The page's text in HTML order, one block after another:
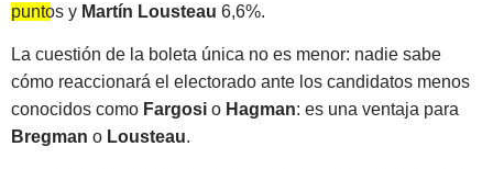
puntos y Martín Lousteau 6,6%.
La cuestión de la boleta única no es menor: nadie sabe
cómo reaccionará el electorado ante los candidatos menos
conocidos como Fargosi o Hagman: es una ventaja para
Bregman o Lousteau.